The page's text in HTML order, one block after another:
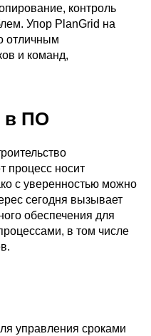
контроль
Упор PlanGrid на
отличным
и команд,
в ПО
процесс носит
с уверенностью можно
сегодня вызывает
обеспечения для
в том числе
управления сроками